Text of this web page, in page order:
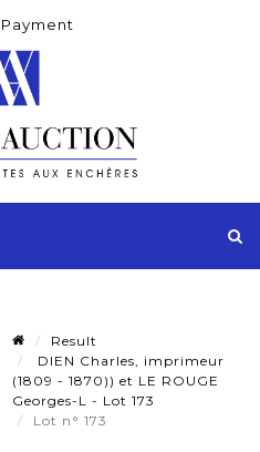
Payment
Result
DIEN Charles, imprimeur
(1809 - 1870)) et LE ROUGE
Georges-L - Lot 173
Lot n° 173